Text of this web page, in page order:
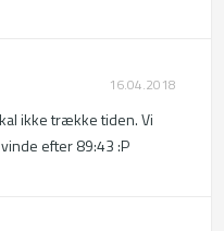
16.04.2018
ikke trække tiden. Vi
efter 89:43 :P